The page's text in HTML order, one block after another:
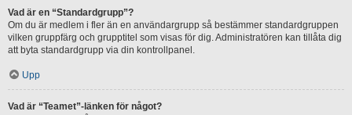
Vad är en “Standardgrupp”?
Om du är medlem i fler än en användargrupp så bestämmer standardgruppen
vilken gruppfärg och grupptitel som visas för dig. Administratören kan tillåta dig
att byta standardgrupp via din kontrollpanel.
Upp
Vad är “Teamet”-länken för något?